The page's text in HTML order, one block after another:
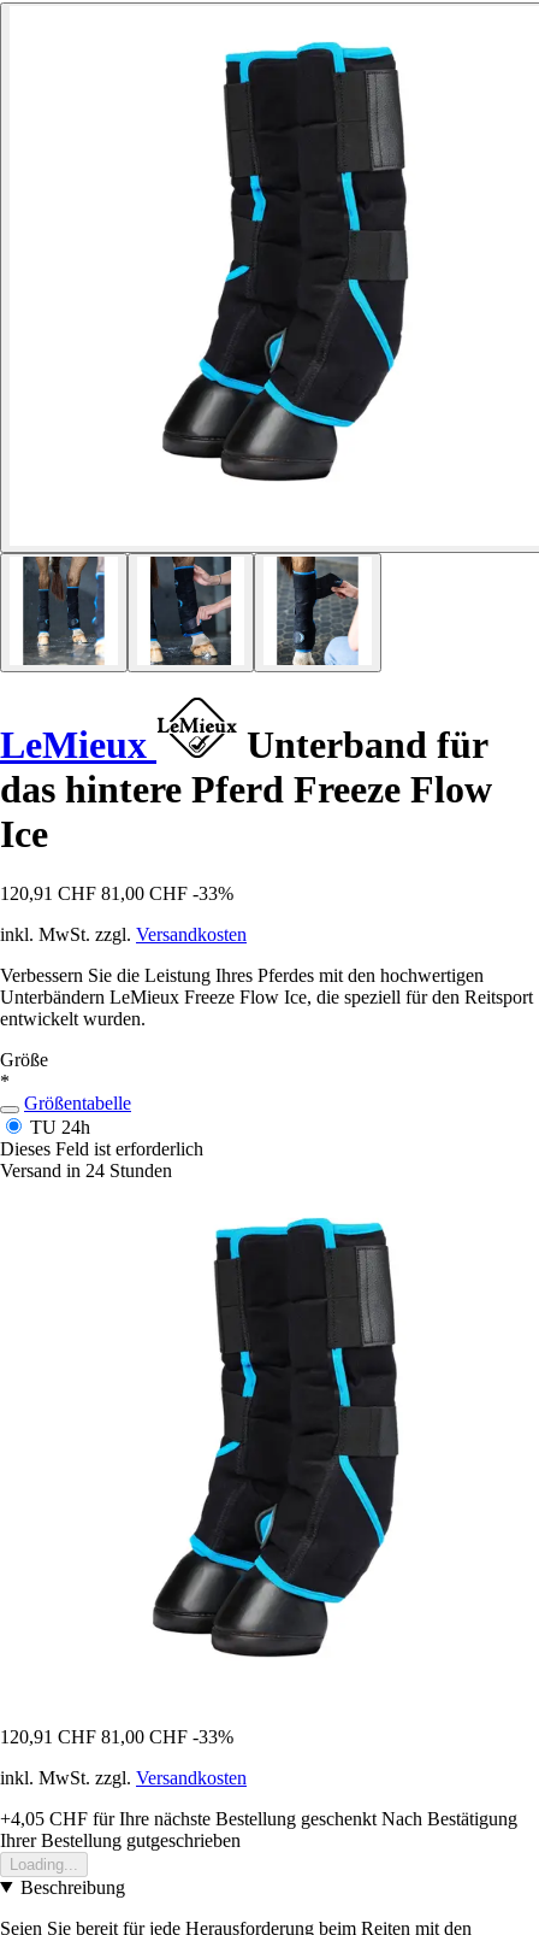
LeMieux
Unterband für
das hintere Pferd Freeze Flow
Ice
120,91 CHF 81,00 CHF -33%
inkl. MwSt. zzgl. Versandkosten
Verbessern Sie die Leistung Ihres Pferdes mit den hochwertigen
Unterbändern LeMieux Freeze Flow Ice, die speziell für den Reitsport
entwickelt wurden.
Größe
*
Größentabelle
TU 24h
Dieses Feld ist erforderlich
Versand in 24 Stunden
120,91 CHF 81,00 CHF -33%
inkl. MwSt. zzgl. Versandkosten
+4,05 CHF für Ihre nächste Bestellung geschenkt Nach Bestätigung
Ihrer Bestellung gutgeschrieben
Loading...
Beschreibung
Seien Sie bereit für jede Herausforderung beim Reiten mit den